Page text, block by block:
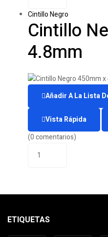
Cintillo Negro
Cintillo
4.8mm
Añadir A La Lista
Vista Rápida
(0 comentarios)
ETIQUETAS